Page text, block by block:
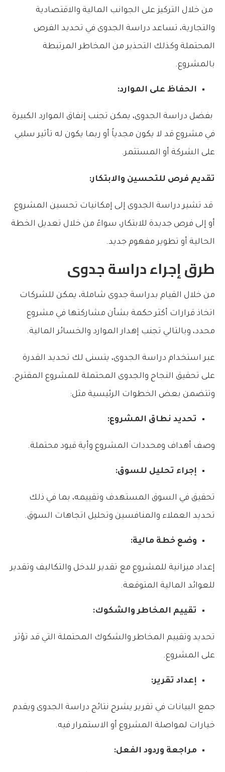
من خلال التركيز على الجوانب المالية والاقتصادية
والتجارية، تساعد دراسة الجدوى في تحديد الفرص
المحتملة وكذلك التحذير من المخاطر المرتبطة
بالمشروع.
الحفاظ على الموارد:
بفضل دراسة الجدوى، يمكن تجنب إنفاق الموارد الكبيرة
في مشروع قد لا يكون مجدياً أو ربما يكون له تأثير سلبي
على الشركة أو المستثمر.
تقديم فرص للتحسين والابتكار:
قد تشير دراسة الجدوى إلى إمكانيات تحسين المشروع
أو إلى فرص جديدة للابتكار، سواءً من خلال تعديل الخطة
الحالية أو تطوير مفهوم جديد.
طرق إجراء دراسة جدوى
من خلال القيام بدراسة جدوى شاملة، يمكن للشركات
اتخاذ قرارات أكثر حكمة بشأن مشاركتها في مشروع
محدد، وبالتالي تجنب إهدار الموارد والخسائر المالية.
عبر استخدام دراسة الجدوى، يتسنى لك تحديد القدرة
على تحقيق النجاح والجدوى المحتملة للمشروع المقترح.
وتتضمن بعض الخطوات الرئيسية مثل:
تحديد نطاق المشروع:
وصف أهداف ومحددات المشروع وأية قيود محتملة.
إجراء تحليل للسوق:
تحقيق في السوق المستهدف وتقييمه، بما في ذلك
تحديد العملاء والمنافسين وتحليل اتجاهات السوق.
وضع خطة مالية:
إعداد ميزانية للمشروع مع تقدير للدخل والتكاليف وتقدير
للعوائد المالية المتوقعة.
تقييم المخاطر والشكوك:
تحديد وتقييم المخاطر والشكوك المحتملة التي قد تؤثر
على المشروع.
إعداد تقرير:
جمع البيانات في تقرير يشرح نتائج دراسة الجدوى ويقدم
خيارات لمواصلة المشروع أو الاستمرار فيه.
مراجعة وردود الفعل: